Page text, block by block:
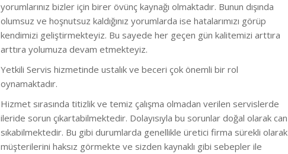
yorumlarınız bizler için birer övünç kaynağı olmaktadır. Bunun dışında
olumsuz ve hoşnutsuz kaldığınız yorumlarda ise hatalarımızı görüp
kendimizi geliştirmekteyiz. Bu sayede her geçen gün kalitemizi arttıra
arttıra yolumuza devam etmekteyiz.
Yetkili Servis hizmetinde ustalık ve beceri çok önemli bir rol
oynamaktadır.
Hizmet sırasında titizlik ve temiz çalışma olmadan verilen servislerde
ileride sorun çıkartabilmektedir. Dolayısıyla bu sorunlar doğal olarak can
sıkabilmektedir. Bu gibi durumlarda genellikle üretici firma sürekli olarak
müşterilerini haksız görmekte ve sizden kaynaklı gibi sebepler ile